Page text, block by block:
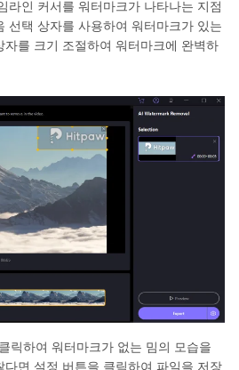
라인 커서를 워터마크가 나타나는 지점
선택 상자를 사용하여 워터마크가 있는
자를 크기 조절하여 워터마크에 완벽하
릭하여 워터마크가 없는 밈의 모습을
다면 설정 버튼을 클릭하여 파일을 저장